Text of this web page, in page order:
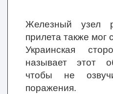
Железный узел
прилета также мог
Украинская
называет этот
чтобы не
поражения.